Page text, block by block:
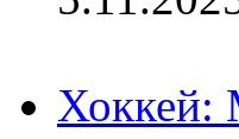
Хоккей: